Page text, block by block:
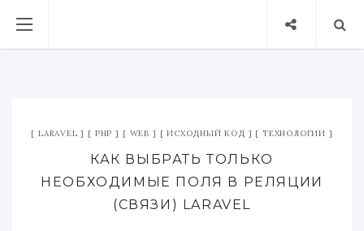
LARAVEL PHP WEB ИСХОДНЫЙ КОД ТЕХНОЛОГИИ
КАК ВЫБРАТЬ ТОЛЬКО
НЕОБХОДИМЫЕ ПОЛЯ В РЕЛЯЦИИ
(СВЯЗИ) LARAVEL